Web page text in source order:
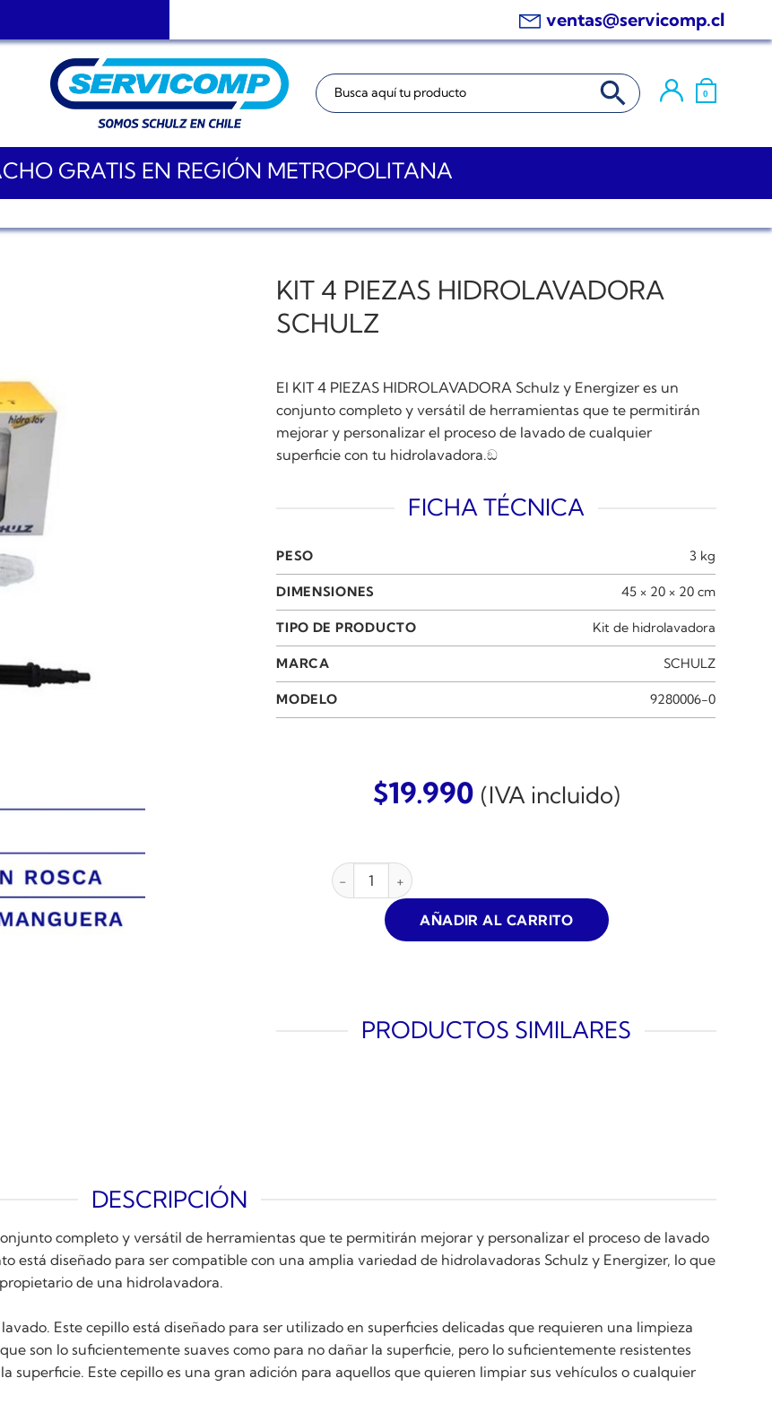
ventas@servicomp.cl
Buscar: BOTÓN DE BÚSQUEDA
0
GRATIS EN REGIÓN METROPOLITANA
KIT 4 PIEZAS HIDROLAVADORA
SCHULZ
El KIT 4 PIEZAS HIDROLAVADORA Schulz y Energizer es un
conjunto completo y versátil de herramientas que te permitirán
mejorar y personalizar el proceso de lavado de cualquier
superficie con tu hidrolavadora.ඞ
FICHA TÉCNICA
PESO 3 kg
DIMENSIONES 45 × 20 × 20 cm
TIPO DE PRODUCTO Kit de hidrolavadora
MARCA SCHULZ
MODELO 9280006-0
$19.990 (IVA incluido)
KIT 4 PIEZAS HIDROLAVADORA SCHULZ cantidad
AÑADIR AL CARRITO
PRODUCTOS SIMILARES
DESCRIPCIÓN
completo y versátil de herramientas que te permitirán mejorar y personalizar el proceso de lavado
está diseñado para ser compatible con una amplia variedad de hidrolavadoras Schulz y Energizer, lo que
de una hidrolavadora.
Este cepillo está diseñado para ser utilizado en superficies delicadas que requieren una limpieza
son lo suficientemente suaves como para no dañar la superficie, pero lo suficientemente resistentes
superficie. Este cepillo es una gran adición para aquellos que quieren limpiar sus vehículos o cualquier